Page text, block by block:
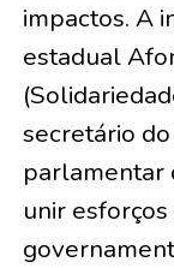
impactos. A
estadual
secretário
parlamentar
unir